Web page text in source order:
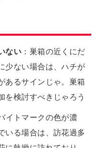
ない ：巣箱の近くにだ
少ない場合は、ハチが
あるサインじゃ。巣箱
を検討すべきじゃろう
イトマークの色が濃
いる場合は、訪花過多